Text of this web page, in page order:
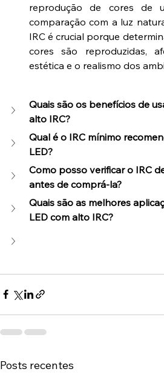
reprodução de cores de
comparação com a luz
IRC é crucial porque
cores são reproduzidas,
estética e o realismo dos
Quais são os benefícios de
alto IRC?
Qual é o IRC mínimo
LED?
Como posso verificar o IRC
antes de comprá-la?
Quais são as melhores
LED com alto IRC?
Posts recentes